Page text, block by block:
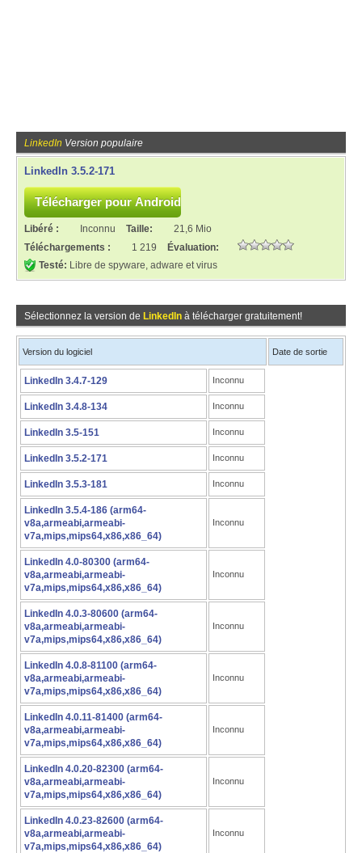
LinkedIn Version populaire
LinkedIn 3.5.2-171
Libéré : Inconnu Taille:
21,6 Mio
Téléchargements :
1 219
Évaluation:
Testé: Libre de spyware, adware et virus
Sélectionnez la version de LinkedIn à télécharger gratuitement!
Version du logiciel Date de sortie
LinkedIn 3.4.7-129 Inconnu
LinkedIn 3.4.8-134 Inconnu
LinkedIn 3.5-151 Inconnu
LinkedIn 3.5.2-171 Inconnu
LinkedIn 3.5.3-181 Inconnu
LinkedIn 3.5.4-186 (arm64-
v8a,armeabi,armeabi-
v7a,mips,mips64,x86,x86_64)
Inconnu
LinkedIn 4.0-80300 (arm64-
v8a,armeabi,armeabi-
v7a,mips,mips64,x86,x86_64)
Inconnu
LinkedIn 4.0.3-80600 (arm64-
v8a,armeabi,armeabi-
v7a,mips,mips64,x86,x86_64)
Inconnu
LinkedIn 4.0.8-81100 (arm64-
v8a,armeabi,armeabi-
v7a,mips,mips64,x86,x86_64)
Inconnu
LinkedIn 4.0.11-81400 (arm64-
v8a,armeabi,armeabi-
v7a,mips,mips64,x86,x86_64)
Inconnu
LinkedIn 4.0.20-82300 (arm64-
v8a,armeabi,armeabi-
v7a,mips,mips64,x86,x86_64)
Inconnu
LinkedIn 4.0.23-82600 (arm64-
v8a,armeabi,armeabi-
v7a,mips,mips64,x86,x86_64)
Inconnu